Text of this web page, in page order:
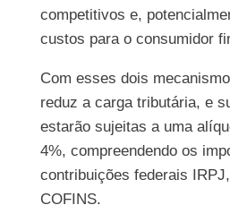
competitivos e,
custos para o consumidor
Com esses dois
reduz a carga tributária, e
estarão sujeitas a uma
4%, compreendendo os
contribuições federais
COFINS.